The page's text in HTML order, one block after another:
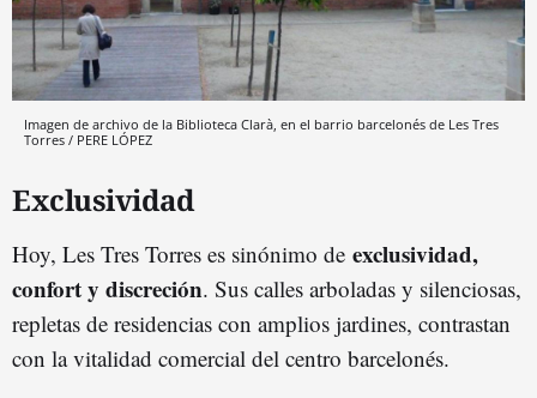
Imagen de archivo de la Biblioteca Clarà, en el barrio barcelonés de Les Tres
Torres / PERE LÓPEZ
Exclusividad
Hoy, Les Tres Torres es sinónimo de exclusividad,
confort y discreción. Sus calles arboladas y silenciosas,
repletas de residencias con amplios jardines, contrastan
con la vitalidad comercial del centro barcelonés.